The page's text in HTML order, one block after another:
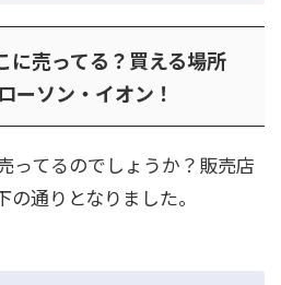
に売ってる？買える場所
ーソン・イオン！
ってるのでしょうか？販売店
通りとなりました。